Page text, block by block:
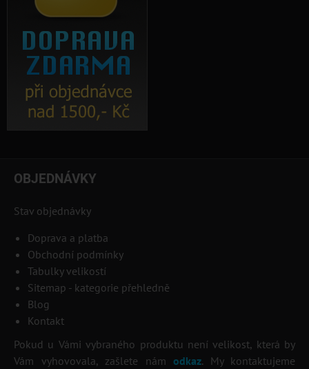
OBJEDNÁVKY
Stav objednávky
Doprava a platba
Obchodní podmínky
Tabulky velikostí
Sitemap - kategorie přehledně
Blog
Kontakt
Pokud u Vámi vybraného produktu není velikost, která by
Vám vyhovovala, zašlete nám odkaz. My kontaktujeme